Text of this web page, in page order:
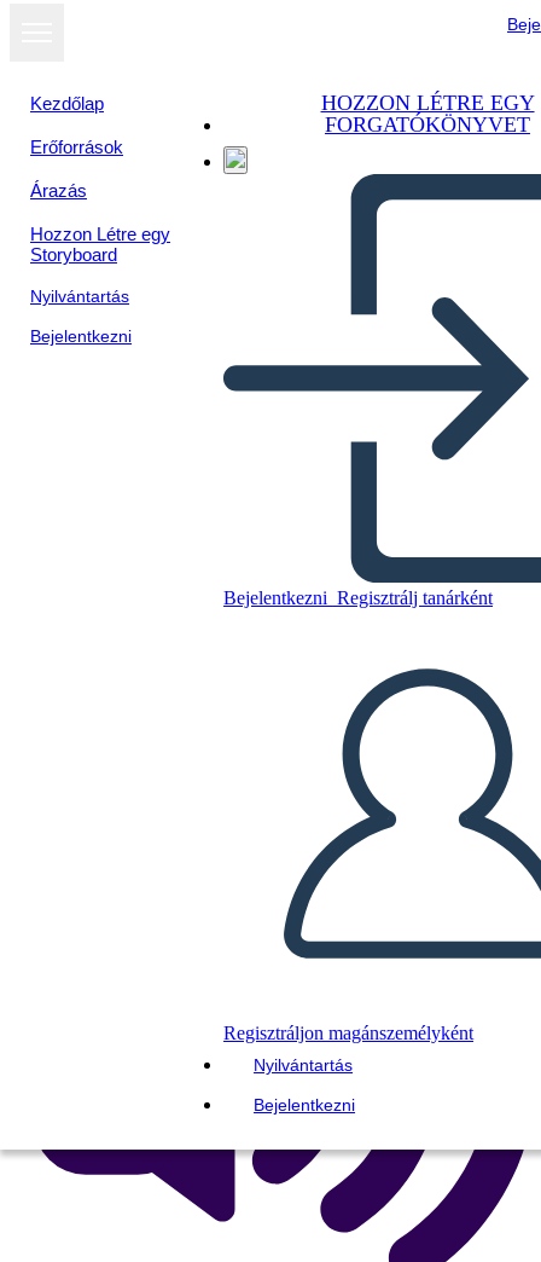
Kezdőlap
Erőforrások
Árazás
Hozzon Létre egy
Storyboard
Nyilvántartás
Bejelentkezni
HOZZON LÉTRE EGY
FORGATÓKÖNYVET
Bejelentkezni Regisztrálj tanárként
Regisztráljon magánszemélyként
Nyilvántartás
Bejelentkezni
Blackjack
KÉSZÍTSEN EGY STORYBOARDOT
DIAVETÍTÉS LEJÁTSZÁSA
OLVASS NEKEM